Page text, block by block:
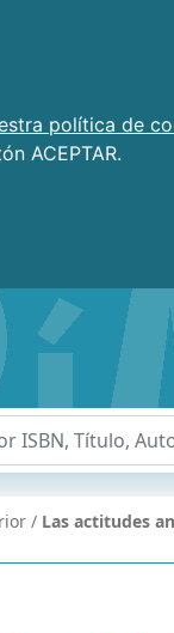
política de
ACEPTAR.
/ Las actitudes